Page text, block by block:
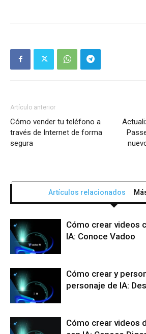
Artículo anterior
Cómo vender tu teléfono a
través de Internet de forma
segura
Artículos relacionados
Cómo crear videos
IA: Conoce Vadoo
Cómo crear y
personaje de IA:
Cómo crear videos